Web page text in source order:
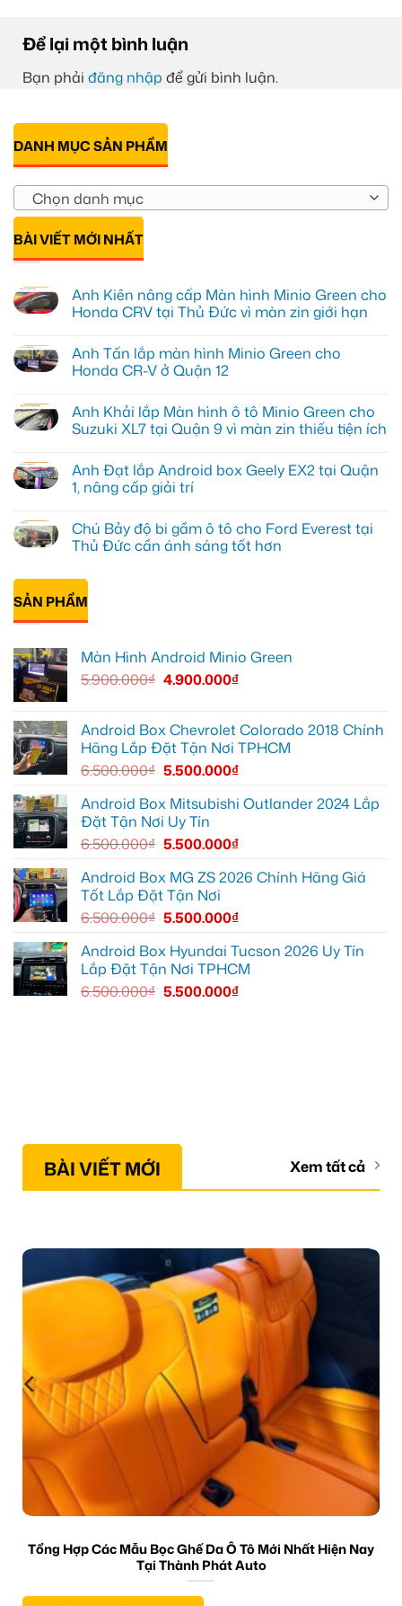
Để lại một bình luận
Bạn phải đăng nhập để gửi bình luận.
DANH MỤC SẢN PHẨM
Chọn danh mục
BÀI VIẾT MỚI NHẤT
Anh Kiên nâng cấp Màn hình Minio Green cho
Honda CRV tại Thủ Đức vì màn zin giới hạn
bình
luận
ở
nâng
cấp
Màn
Green
cho
Honda
Thủ
Đức
vì
giới
hạn
Anh Tấn lắp màn hình Minio Green cho
Honda CR-V ở Quận 12
bình
luận
ở
lắp
màn
hình
cho
Honda
CR-
Quận
12
Anh Khải lắp Màn hình ô tô Minio Green cho
Suzuki XL7 tại Quận 9 vì màn zin thiếu tiện ích
bình
luận
ở
lắp
Màn
hình
Minio
Green
cho
Suzuki
Quận
tiện
ích
Anh Đạt lắp Android box Geely EX2 tại Quận
1, nâng cấp giải trí
bình
luận
ở
Android
box
Geely
Quận
nâng
Chú Bảy độ bi gầm ô tô cho Ford Everest tại
Thủ Đức cần ánh sáng tốt hơn
có
luận
ở
Chú
Everest
tại
Thủ
Đức
cần
sáng
tốt
hơn
SẢN PHẨM
Màn Hình Android Minio Green
5.900.000₫ 4.900.000₫
Android Box Chevrolet Colorado 2018 Chính
Hãng Lắp Đặt Tận Nơi TPHCM
6.500.000₫ 5.500.000₫
Android Box Mitsubishi Outlander 2024 Lắp
Đặt Tận Nơi Uy Tín
6.500.000₫ 5.500.000₫
Android Box MG ZS 2026 Chính Hãng Giá
Tốt Lắp Đặt Tận Nơi
6.500.000₫ 5.500.000₫
Android Box Hyundai Tucson 2026 Uy Tín
Lắp Đặt Tận Nơi TPHCM
6.500.000₫ 5.500.000₫
BÀI VIẾT MỚI Xem tất cả
Tổng Hợp Các Mẫu Bọc Ghế Da Ô Tô Mới Nhất Hiện Nay
Tại Thành Phát Auto